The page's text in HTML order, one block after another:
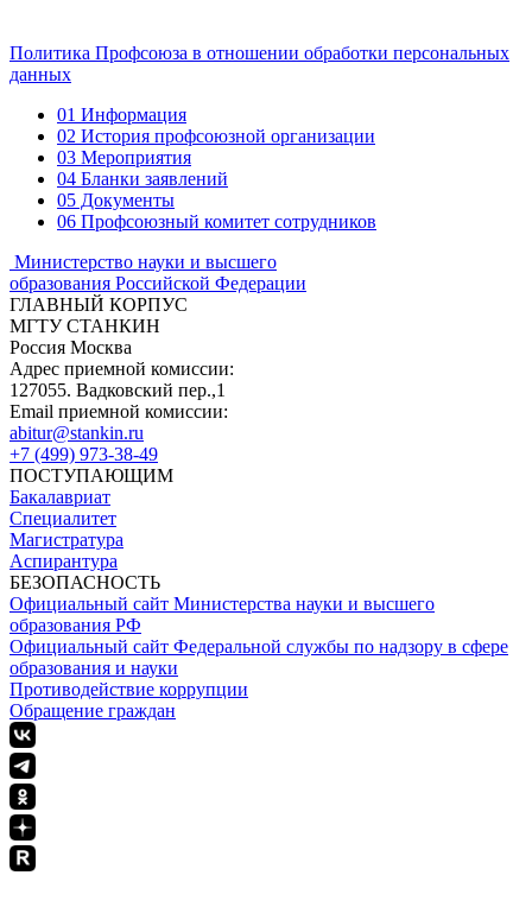
Политика Профсоюза в отношении обработки персональных
данных
01 Информация
02 История профсоюзной организации
03 Мероприятия
04 Бланки заявлений
05 Документы
06 Профсоюзный комитет сотрудников
Министерство науки и высшего
образования Российской Федерации
ГЛАВНЫЙ КОРПУС
МГТУ СТАНКИН
Россия Москва
Адрес приемной комиссии:
127055. Вадковский пер.,1
Email приемной комиссии:
abitur@stankin.ru
+7 (499) 973-38-49
ПОСТУПАЮЩИМ
Бакалавриат
Специалитет
Магистратура
Аспирантура
БЕЗОПАСНОСТЬ
Официальный сайт Министерства науки и высшего
образования РФ
Официальный сайт Федеральной службы по надзору в сфере
образования и науки
Противодействие коррупции
Обращение граждан